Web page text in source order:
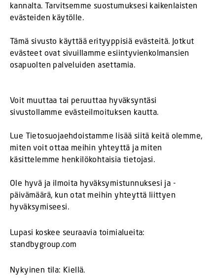
kannalta. Tarvitsemme suostumuksesi kaikenlaisten
evästeiden käytölle.
Tämä sivusto käyttää erityyppisiä evästeitä. Jotkut
evästeet ovat sivuillamme esiintyvienkolmansien
osapuolten palveluiden asettamia.
Voit muuttaa tai peruuttaa hyväksyntäsi
sivustollamme evästeilmoituksen kautta.
Lue Tietosuojaehdoistamme lisää siitä keitä olemme,
miten voit ottaa meihin yhteyttä ja miten
käsittelemme henkilökohtaisia tietojasi.
Ole hyvä ja ilmoita hyväksymistunnuksesi ja -
päivämäärä, kun otat meihin yhteyttä liittyen
hyväksymiseesi.
Lupasi koskee seuraavia toimialueita:
standbygroup.com
Nykyinen tila: Kiellä.